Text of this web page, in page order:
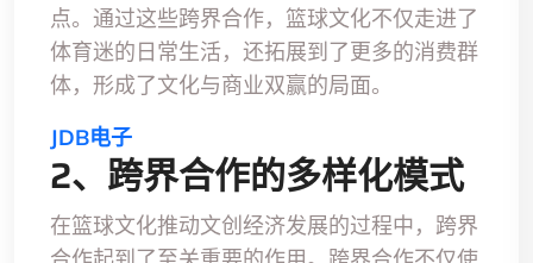
点。通过这些跨界合作，篮球文化不仅走进了
体育迷的日常生活，还拓展到了更多的消费群
体，形成了文化与商业双赢的局面。
JDB电子
2、跨界合作的多样化模式
在篮球文化推动文创经济发展的过程中，跨界